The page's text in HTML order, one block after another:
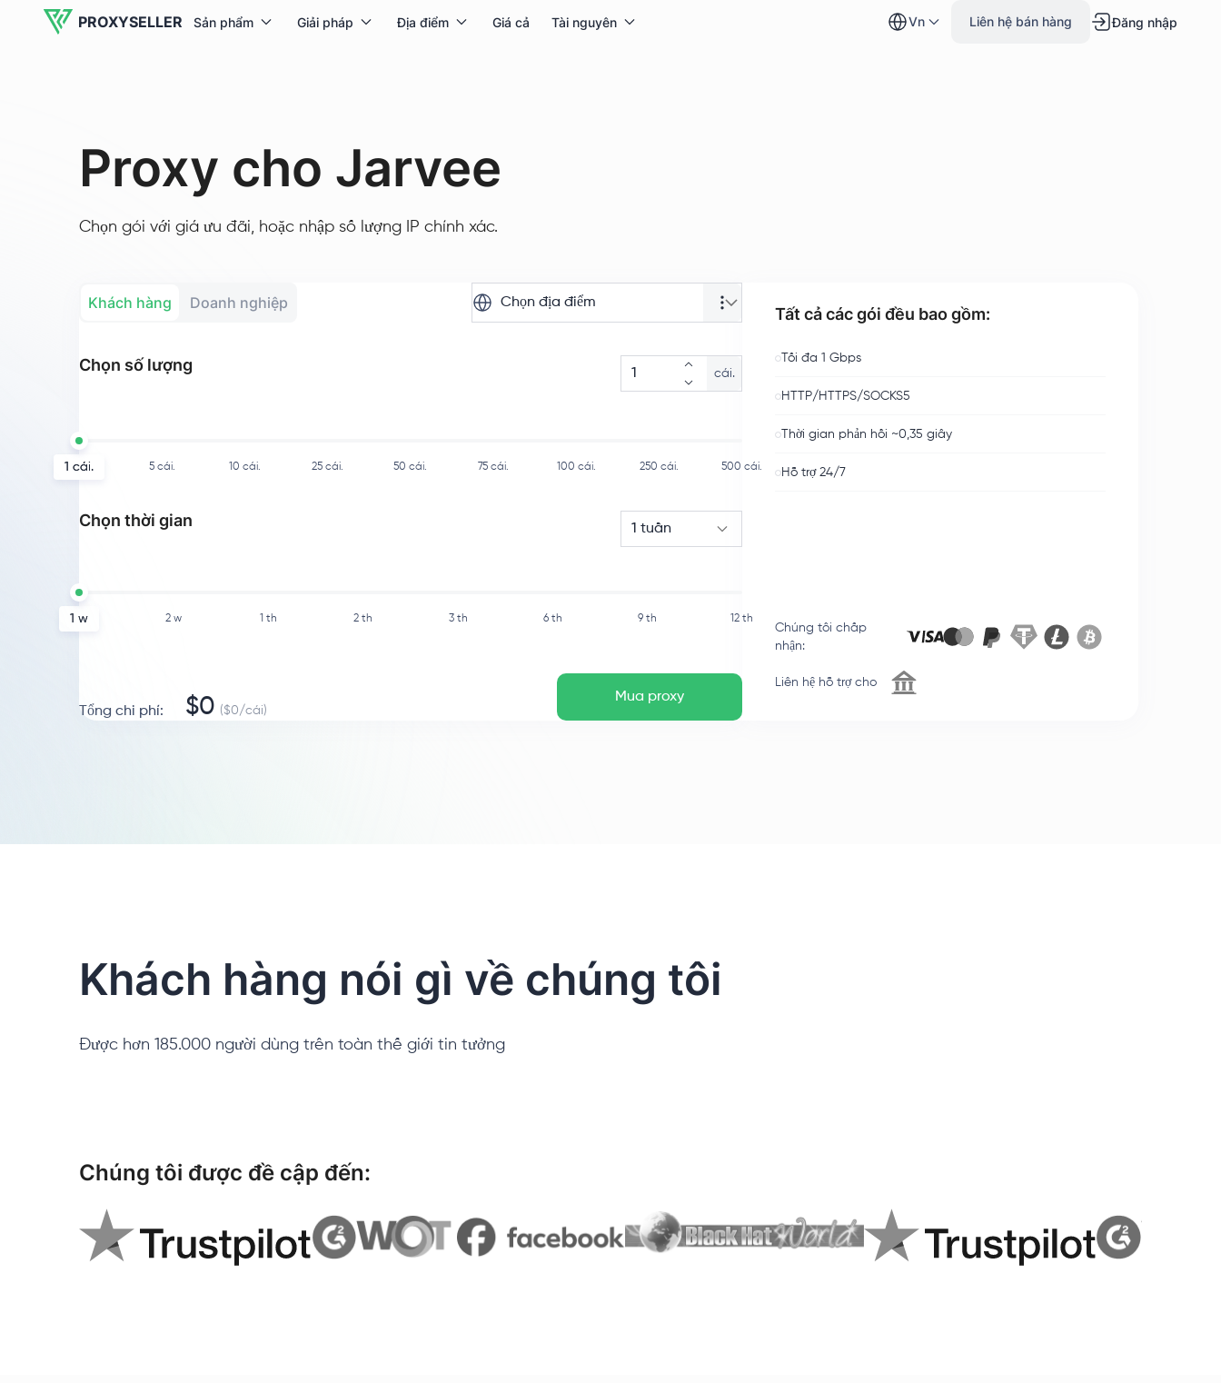
PROXYSELLER Sản phẩm Giải pháp Địa điểm Giá cả Tài nguyên vn Liên hệ bán hàng Đăng nhập
Proxy cho Jarvee
Chọn gói với giá ưu đãi, hoặc nhập số lượng IP chính xác.
Khách hàng Doanh nghiệp Chọn địa điểm
Chọn số lượng cái.
1 cái. 5 cái. 10 cái. 25 cái. 50 cái. 75 cái. 100 cái. 250 cái. 500 cái.
Chọn thời gian 1 tuần
1 w 2 w 1 th 2 th 3 th 6 th 9 th 12 th
Tổng chi phí: $0 ($0/cái)
Mua proxy
Tất cả các gói đều bao gồm:
Tối đa 1 Gbps
HTTP/HTTPS/SOCKS5
Thời gian phản hồi ~0,35 giây
Hỗ trợ 24/7
Chúng tôi chấp
nhận:
Liên hệ hỗ trợ cho
Khách hàng nói gì về chúng tôi
Được hơn 185.000 người dùng trên toàn thế giới tin tưởng
Chúng tôi được đề cập đến: